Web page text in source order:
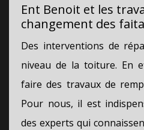
Ent Benoit et les
changement des
Des interventions de
niveau de la toiture. En
faire des travaux de
Pour nous, il est
des experts qui